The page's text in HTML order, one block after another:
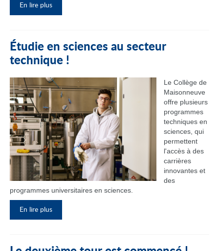
En lire plus
Étudie en sciences au secteur
technique !
Le Collège de
Maisonneuve
offre plusieurs
programmes
techniques en
sciences, qui
permettent
l'accès à des
carrières
innovantes et
des
programmes universitaires en sciences.
En lire plus